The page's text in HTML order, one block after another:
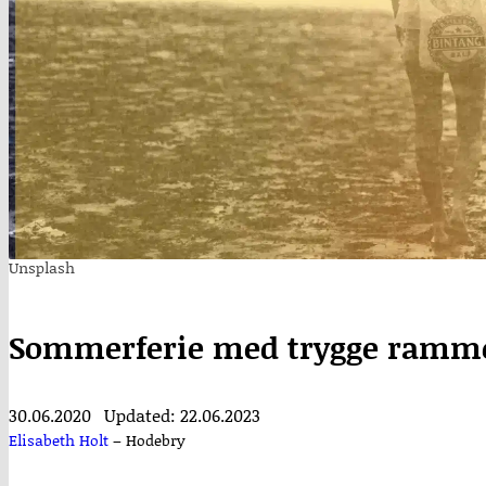
Unsplash
Sommerferie med trygge
30.06.2020 Updated: 22.06.2023
Elisabeth Holt–Hodebry